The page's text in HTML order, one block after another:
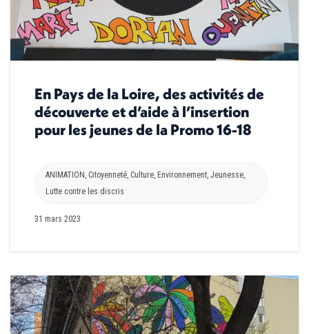
En Pays de la Loire, des activités de
découverte et d’aide à l’insertion
pour les jeunes de la Promo 16-18
ANIMATION , Citoyenneté, Culture, Environnement, Jeunesse,
Lutte contre les discris
31 mars 2023